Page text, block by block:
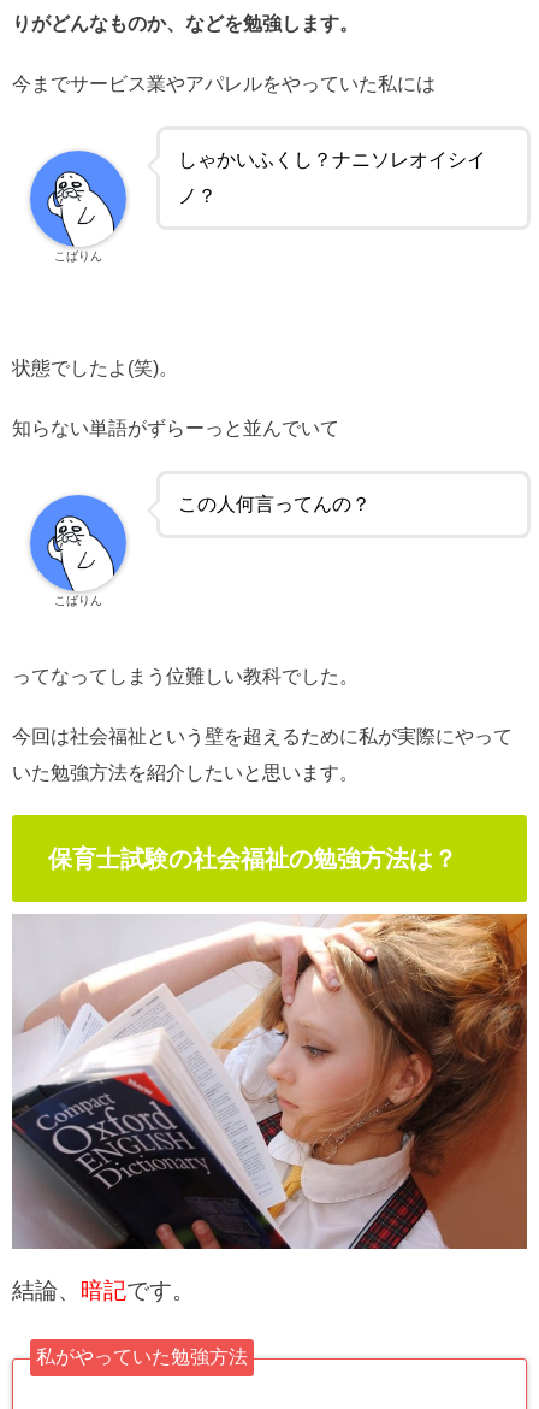
りがどんなものか、などを勉強します。
今までサービス業やアパレルをやっていた私には
しゃかいふくし？ナニソレオイシイ
ノ？
こばりん
状態でしたよ(笑)。
知らない単語がずらーっと並んでいて
この人何言ってんの？
こばりん
ってなってしまう位難しい教科でした。
今回は社会福祉という壁を超えるために私が実際にやって
いた勉強方法を紹介したいと思います。
保育士試験の社会福祉の勉強方法は？
結論、 暗記です。
私がやっていた勉強方法